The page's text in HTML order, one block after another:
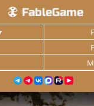
FableGame